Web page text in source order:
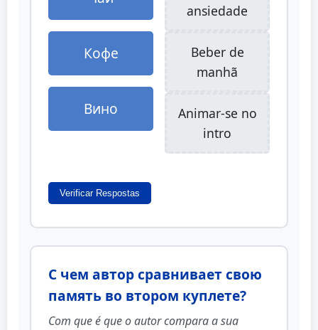
Кофе
Вино
ansiedade
Beber de
manhã
Animar-se no
intro
Verificar Respostas
С чем автор сравнивает свою
память во втором куплете?
Com que é que o autor compara a sua